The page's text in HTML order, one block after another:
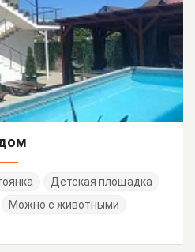
Детская площадка
Можно с животными